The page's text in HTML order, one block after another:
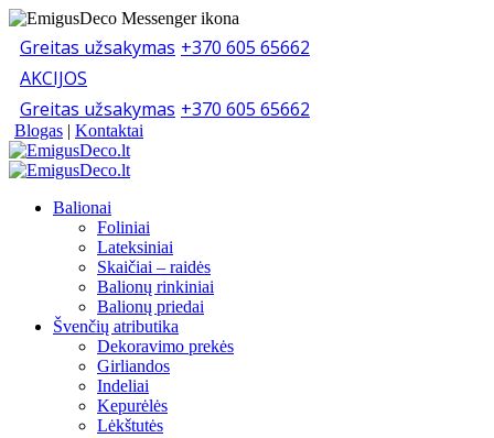
Greitas užsakymas +370 605 65662
AKCIJOS
Greitas užsakymas +370 605 65662
Blogas | Kontaktai
Balionai
Foliniai
Lateksiniai
Skaičiai – raidės
Balionų rinkiniai
Balionų priedai
Švenčių atributika
Dekoravimo prekės
Girliandos
Indeliai
Kepurėlės
Lėkštutės